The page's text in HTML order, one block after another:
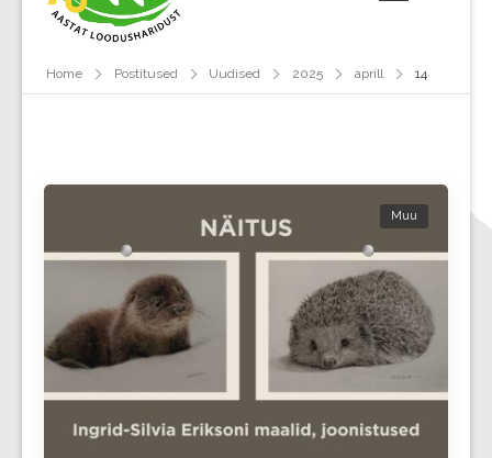
Home Postitused Uudised 2025 aprill 14
Muu